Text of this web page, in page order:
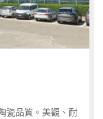
瓷品質。美觀、耐